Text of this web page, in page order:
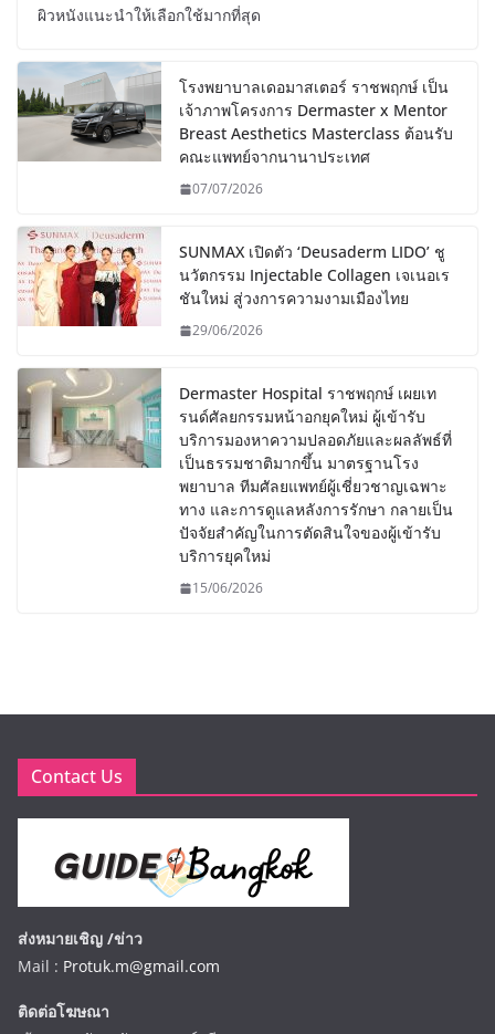
ผิวหนังแนะนำให้เลือกใช้มากที่สุด
โรงพยาบาลเดอมาสเตอร์ ราชพฤกษ์ เป็น
เจ้าภาพโครงการ Dermaster x Mentor
Breast Aesthetics Masterclass ต้อนรับ
คณะแพทย์จากนานาประเทศ
07/07/2026
SUNMAX เปิดตัว ‘Deusaderm LIDO’ ชู
นวัตกรรม Injectable Collagen เจเนอเร
ชันใหม่ สู่วงการความงามเมืองไทย
29/06/2026
Dermaster Hospital ราชพฤกษ์ เผยเท
รนด์ศัลยกรรมหน้าอกยุคใหม่ ผู้เข้ารับ
บริการมองหาความปลอดภัยและผลลัพธ์ที่
เป็นธรรมชาติมากขึ้น มาตรฐานโรง
พยาบาล ทีมศัลยแพทย์ผู้เชี่ยวชาญเฉพาะ
ทาง และการดูแลหลังการรักษา กลายเป็น
ปัจจัยสำคัญในการตัดสินใจของผู้เข้ารับ
บริการยุคใหม่
15/06/2026
Contact Us
ส่งหมายเชิญ /ข่าว
Mail : Protuk.m@gmail.com
ติดต่อโฆษณา